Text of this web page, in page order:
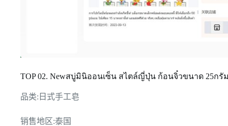
TOP 02. Newสบู่มินิออนเซ็น สไตล์ญี่ปุ่น ก้อนจิ๋วขนาด 25กรั
品类:日式手工皂
销售地区:泰国